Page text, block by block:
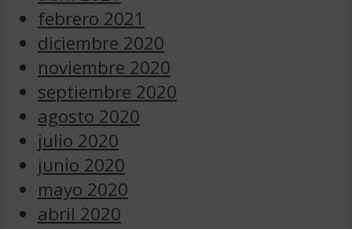
febrero 2021
diciembre 2020
noviembre 2020
septiembre 2020
agosto 2020
julio 2020
junio 2020
mayo 2020
abril 2020